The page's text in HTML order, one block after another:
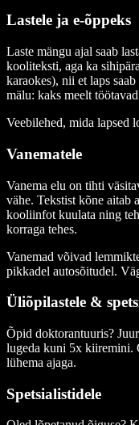
Lastele ja e-õppeks
Laste mängu ajal saab
kooliteksti, aga ka
karaokes), nii et laps
mälu: kaks meelt
Veebilehed, mida lapsed
Vanematele
Vanema elu on tihti
vähe. Tekstist kõne aitab
kooliinfot kuulata ning
korraga tehes.
Vanemad võivad
pikkadel autosõitudel.
Üliõpilastele &
Õpid doktorantuuris?
lugeda kuni 5x kiiremini.
lühema ajaga.
Spetsialistidele